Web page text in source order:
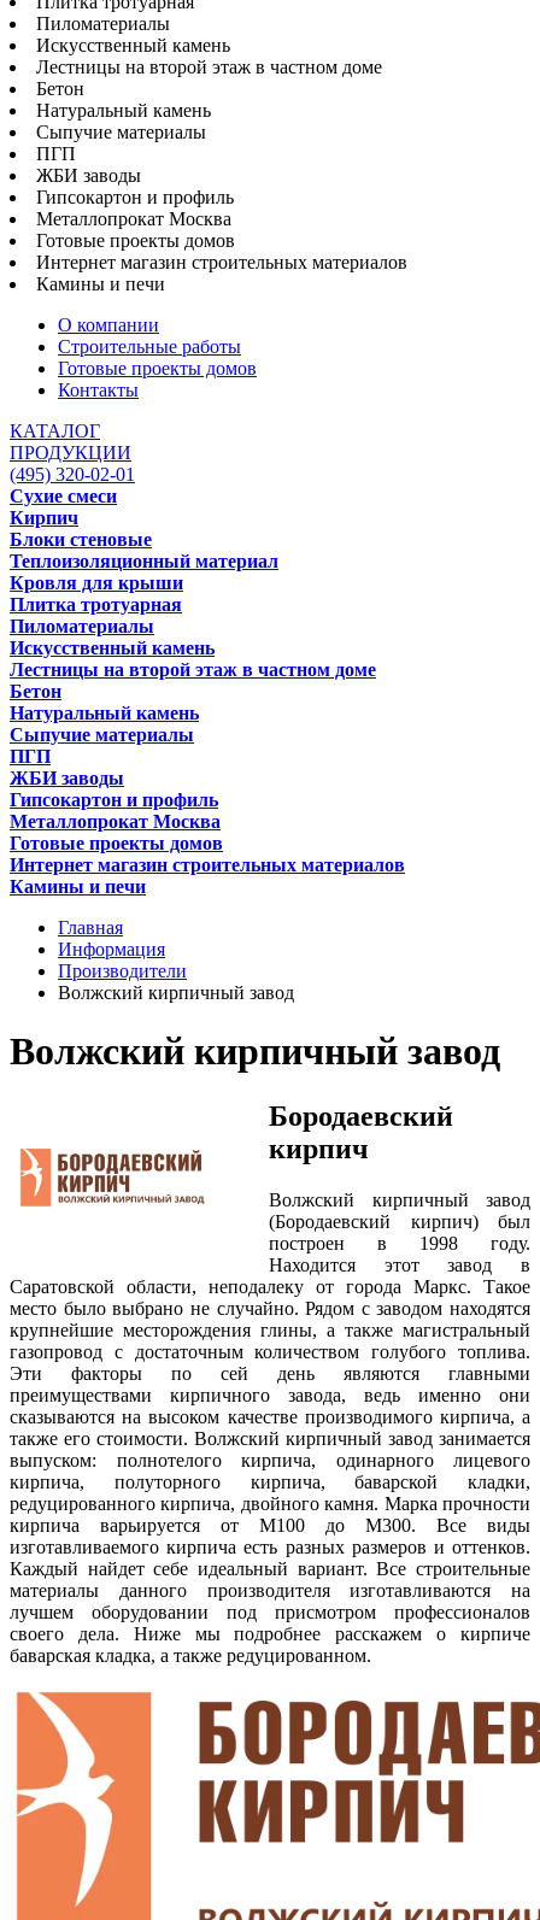
Пиломатериалы
Искусственный камень
Лестницы на второй этаж в частном доме
Бетон
Натуральный камень
Сыпучие материалы
ПГП
ЖБИ заводы
Гипсокартон и профиль
Металлопрокат Москва
Готовые проекты домов
Интернет магазин строительных материалов
Камины и печи
О компании
Строительные работы
Готовые проекты домов
Контакты
КАТАЛОГ
ПРОДУКЦИИ
(495) 320-02-01
Сухие смеси
Кирпич
Блоки стеновые
Теплоизоляционный материал
Кровля для крыши
Плитка тротуарная
Пиломатериалы
Искусственный камень
Лестницы на второй этаж в частном доме
Бетон
Натуральный камень
Сыпучие материалы
ПГП
ЖБИ заводы
Гипсокартон и профиль
Металлопрокат Москва
Готовые проекты домов
Интернет магазин строительных материалов
Камины и печи
Главная
Информация
Производители
Волжский кирпичный завод
Волжский кирпичный завод
Бородаевский
кирпич
Волжский кирпичный завод
(Бородаевский кирпич) был
построен в 1998 году.
Находится этот завод в
Саратовской области, неподалеку от города Маркс. Такое
место было выбрано не случайно. Рядом с заводом находятся
крупнейшие месторождения глины, а также магистральный
газопровод с достаточным количеством голубого топлива.
Эти факторы по сей день являются главными
преимуществами кирпичного завода, ведь именно они
сказываются на высоком качестве производимого кирпича, а
также его стоимости. Волжский кирпичный завод занимается
выпуском: полнотелого кирпича, одинарного лицевого
кирпича, полуторного кирпича, баварской кладки,
редуцированного кирпича, двойного камня. Марка прочности
кирпича варьируется от М100 до М300. Все виды
изготавливаемого кирпича есть разных размеров и оттенков.
Каждый найдет себе идеальный вариант. Все строительные
материалы данного производителя изготавливаются на
лучшем оборудовании под присмотром профессионалов
своего дела. Ниже мы подробнее расскажем о кирпиче
баварская кладка, а также редуцированном.